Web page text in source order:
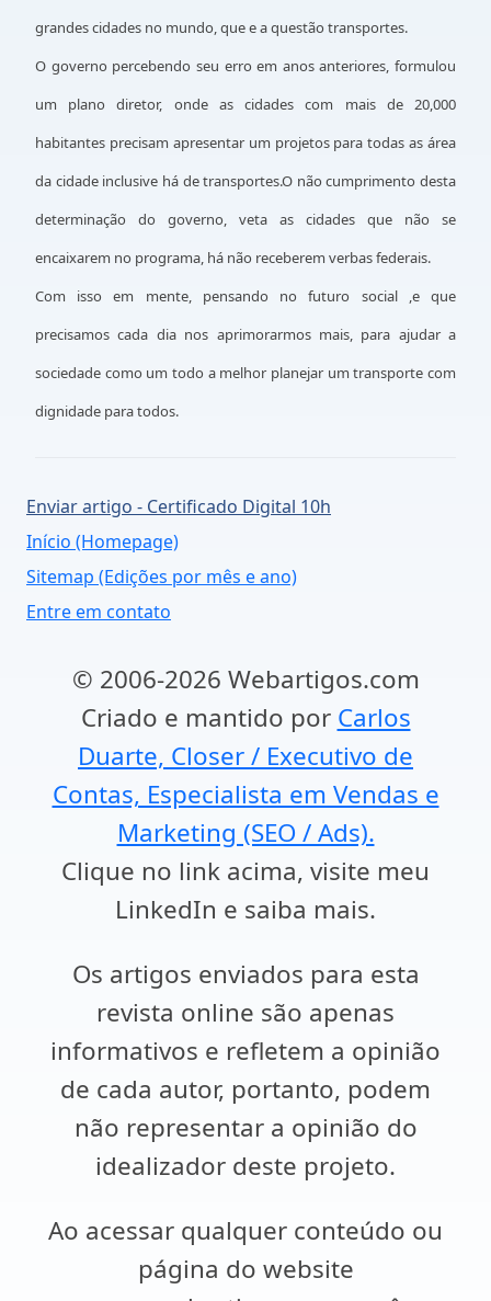
grandes cidades no mundo, que e a questão transportes.
O governo percebendo seu erro em anos anteriores, formulou
um plano diretor, onde as cidades com mais de 20,000
habitantes precisam apresentar um projetos para todas as área
da cidade inclusive há de transportes.O não cumprimento desta
determinação do governo, veta as cidades que não se
encaixarem no programa, há não receberem verbas federais.
Com isso em mente, pensando no futuro social ,e que
precisamos cada dia nos aprimorarmos mais, para ajudar a
sociedade como um todo a melhor planejar um transporte com
dignidade para todos.
Enviar artigo - Certificado Digital 10h
Início (Homepage)
Sitemap (Edições por mês e ano)
Entre em contato
© 2006-2026 Webartigos.com
Criado e mantido por Carlos
Duarte, Closer / Executivo de
Contas, Especialista em Vendas e
Marketing (SEO / Ads).
Clique no link acima, visite meu
LinkedIn e saiba mais.
Os artigos enviados para esta
revista online são apenas
informativos e refletem a opinião
de cada autor, portanto, podem
não representar a opinião do
idealizador deste projeto.
Ao acessar qualquer conteúdo ou
página do website